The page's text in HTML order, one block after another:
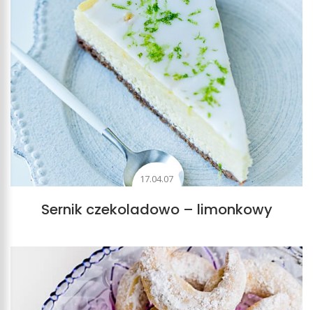
17.04.07
Sernik czekoladowo – limonkowy